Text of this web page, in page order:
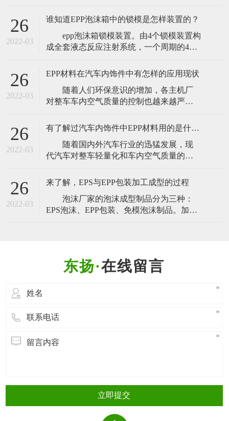
制造的高结晶型聚合物/气体复合材料。它
见的EPS（聚苯乙烯泡沫，俗称保丽龙）相
似，但二者在性能上有着天壤之别：
26
2022-03
谁知道EPP泡沫箱中的锁模是怎样装置的？
epp泡沫箱锁模装置。由4个锁模装置构
成全套液态反应注射系统，一个周期的4个
半模固定在一起，回转90°通过分型面放
气。然后转向操作者，取出制件，并提供
空间便于清洗和卸下模具。 ②上下模
转到平行位置后准备合模。 ③长行程
26
2022-03
EPP材料在汽车内饰件中有怎样的应用现状
随着人们环保意识的增加，各主机厂
对整车车内空气质量的控制也越来越严
更高的要求。EPP材料散发挥发性有机物
（VOC）较少，材料本身的气味较小，同
时具有优异的综合性能和较轻的质量，这
使其在汽车内饰件中的应用越来越多。目
垫块、座
26
2022-03
有了解过汽车内饰件中EPP材料用的是什么样的特性吗
随着国内外汽车行业的迅猛发展，现
代汽车对整车轻量化和车内空气质量的要
一直以来都是汽车减重的重要手段，可有
效降低整车油耗，提高能源利用率，降低
汽车尾气的排放，从而减少污染。那么EPP
材料特性 有哪些特性呢？下面，我们一起
26
2022-03
来了解，EPS与EPP包装加工成型的过程
泡沫厂家的泡沫成型制品分为三种：
EPS泡沫、EPP包装、免模泡沫制品。加工
EPS泡沫、EPP包装的泡沫成型过程
在线留言
立即提交